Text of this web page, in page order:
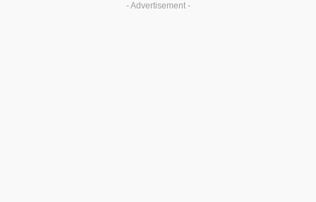
- Advertisement -